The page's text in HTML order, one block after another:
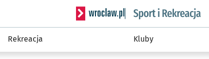
Serwis informacyjny wroclaw.pl
Rekreacja Kluby